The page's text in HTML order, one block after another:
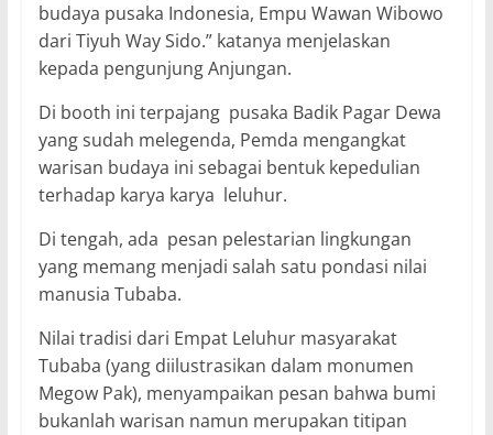
budaya pusaka Indonesia, Empu Wawan Wibowo
dari Tiyuh Way Sido.” katanya menjelaskan
kepada pengunjung Anjungan.
Di booth ini terpajang pusaka Badik Pagar Dewa
yang sudah melegenda, Pemda mengangkat
warisan budaya ini sebagai bentuk kepedulian
terhadap karya karya leluhur.
Di tengah, ada pesan pelestarian lingkungan
yang memang menjadi salah satu pondasi nilai
manusia Tubaba.
Nilai tradisi dari Empat Leluhur masyarakat
Tubaba (yang diilustrasikan dalam monumen
Megow Pak), menyampaikan pesan bahwa bumi
bukanlah warisan namun merupakan titipan